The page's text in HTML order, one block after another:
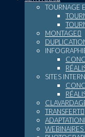
TOURNAGE
MONTAGE
SITES
TRANSFERT
ADAPTATION